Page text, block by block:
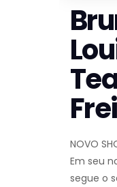
NOVO
Em seu
segue o